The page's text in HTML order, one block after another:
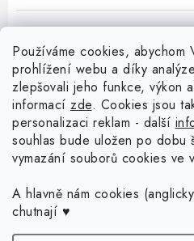
Používáme cookies, abychom
prohlížení webu a díky
zlepšovali jeho funkce, výkon
informací zde. Cookies jsou
personalizaci reklam - další
souhlas bude uložen po dobu
vymazání souborů cookies ve
A hlavně nám cookies
chutnají ♥
Menu
Doprava a platba
Vrácení zboží a reklamace
Blog o háčkování a pletení
Proč se může odstín příze Woody